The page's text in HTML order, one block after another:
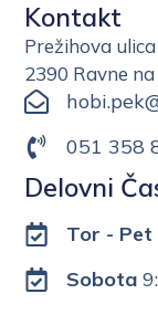
Kontakt
Prežihova
2390 Ravne
051 358
Delovni
Tor - Pet
Sobota